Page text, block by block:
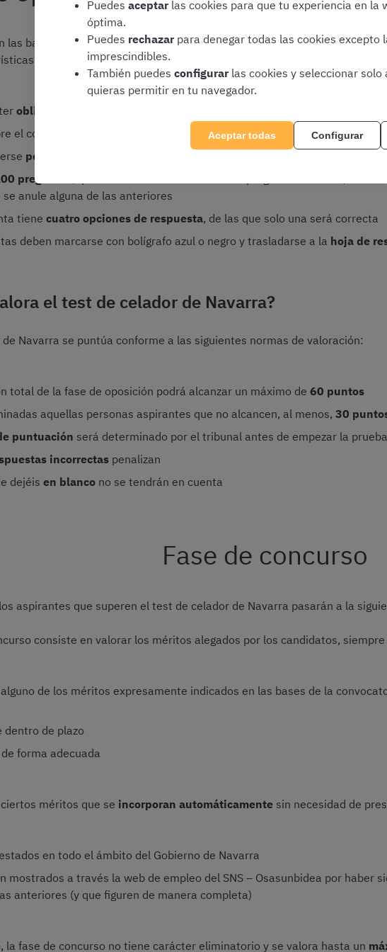
las bases de la convocatoria más reciente, el examen de celador de
de este ejercicio son las siguientes:
obligatorio y eliminatorio
el contenido del
por escrito
preguntas
, que se referirán al contenido del programa. Además, se
se anule alguna de las anteriores
tiene cuatro opciones de respuesta, de las que solo una será correcta
deben marcarse con bolígrafo azul o negro y trasladarse a la hoja de
el test de celador de Navarra?
Navarra se puntúa conforme a las siguientes normas de valoración:
total de la fase de oposición podrá alcanzar un máximo de 60 puntos
aquellas personas aspirantes que no alcancen, al menos, 30
puntuación será determinado por el tribunal antes de empezar la
incorrectas penalizan
dejéis en blanco no se tendrán en cuenta
Fase de concurso
aspirantes que superen el test de celador de Navarra pasarán a la
consiste en valorar los méritos alegados por los candidatos,
de los méritos expresamente indicados en las bases de la
dentro de plazo
forma adecuada
méritos que se incorporan automáticamente sin necesidad de
en todo el ámbito del Gobierno de Navarra
mostrados a través la web de empleo del SNS – Osasunbidea por haber
anteriores (y que figuren de manera completa)
la fase de concurso no tiene carácter eliminatorio y se valora hasta un
Puedes aceptar las cookies para que tu experiencia en la
óptima.
Puedes rechazar para denegar todas las cookies excepto
imprescindibles.
También puedes configurar las cookies y seleccionar solo
quieras permitir en tu navegador.
Aceptar todas Configurar